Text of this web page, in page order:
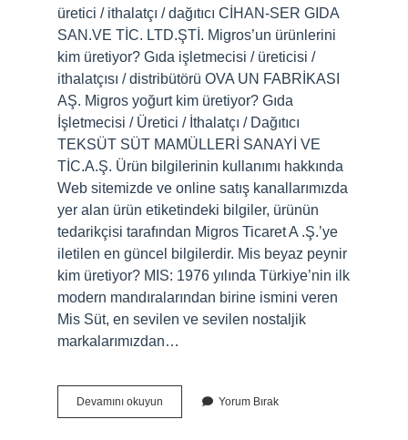
üretici / ithalatçı / dağıtıcı CİHAN-SER GIDA
SAN.VE TİC. LTD.ŞTİ. Migros’un ürünlerini
kim üretiyor? Gıda işletmecisi / üreticisi /
ithalatçısı / distribütörü OVA UN FABRİKASI
AŞ. Migros yoğurt kim üretiyor? Gıda
İşletmecisi / Üretici / İthalatçı / Dağıtıcı
TEKSÜT SÜT MAMÜLLERİ SANAYİ VE
TİC.A.Ş. Ürün bilgilerinin kullanımı hakkında
Web sitemizde ve online satış kanallarımızda
yer alan ürün etiketindeki bilgiler, ürünün
tedarikçisi tarafından Migros Ticaret A .Ş.’ye
iletilen en güncel bilgilerdir. Mis beyaz peynir
kim üretiyor? MIS: 1976 yılında Türkiye’nin ilk
modern mandıralarından birine ismini veren
Mis Süt, en sevilen ve sevilen nostaljik
markalarımızdan…
Devamını okuyun
Peynir
Yorum Bırak